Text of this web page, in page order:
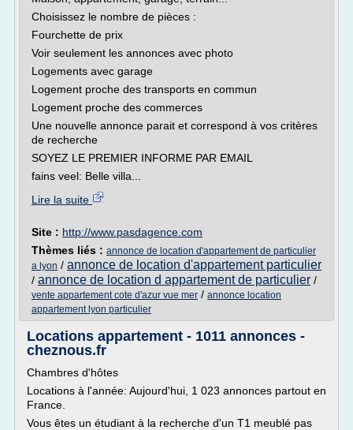
Choisissez le nombre de pièces :
Fourchette de prix
Voir seulement les annonces avec photo
Logements avec garage
Logement proche des transports en commun
Logement proche des commerces
Une nouvelle annonce parait et correspond à vos critères
de recherche
SOYEZ LE PREMIER INFORME PAR EMAIL
fains veel: Belle villa...
Lire la suite
Site : http://www.pasdagence.com
Thèmes liés : annonce de location d'appartement de particulier
a lyon / annonce de location d'appartement particulier
/ annonce de location d appartement de particulier /
vente appartement cote d'azur vue mer / annonce location
appartement lyon particulier
Locations appartement - 1011 annonces -
cheznous.fr
Chambres d'hôtes
Locations à l'année: Aujourd'hui, 1 023 annonces partout en
France.
Vous êtes un étudiant à la recherche d'un T1 meublé pas